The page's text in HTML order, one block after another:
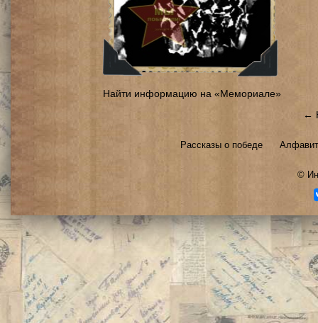
Найти информацию на «Мемориале»
←
Рассказы о победе
©